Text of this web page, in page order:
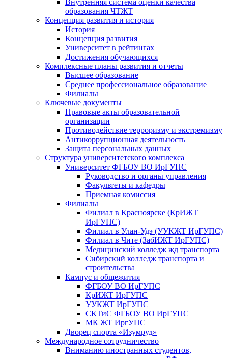
Внутренняя система оценки качества
образования ЧТЖТ
Концепция развития и история
История
Концепция развития
Университет в рейтингах
Достижения обучающихся
Комплексные планы развития и отчеты
Высшее образование
Среднее профессиональное образование
Филиалы
Ключевые документы
Правовые акты образовательной
организации
Противодействие терроризму и экстремизму
Антикоррупционная деятельность
Защита персональных данных
Структура университетского комплекса
Университет ФГБОУ ВО ИрГУПС
Руководство и органы управления
Факультеты и кафедры
Приемная комиссия
Филиалы
Филиал в Красноярске (КрИЖТ
ИрГУПС)
Филиал в Улан-Удэ (УУКЖТ ИрГУПС)
Филиал в Чите (ЗабИЖТ ИрГУПС)
Медицинский колледж жд транспорта
Сибирский колледж транспорта и
строительства
Кампус и общежития
ФГБОУ ВО ИрГУПС
КрИЖТ ИрГУПС
УУКЖТ ИрГУПС
СКТиС ФГБОУ ВО ИрГУПС
МК ЖТ ИргУПС
Дворец спорта «Изумруд»
Международное сотрудничество
Вниманию иностранных студентов,